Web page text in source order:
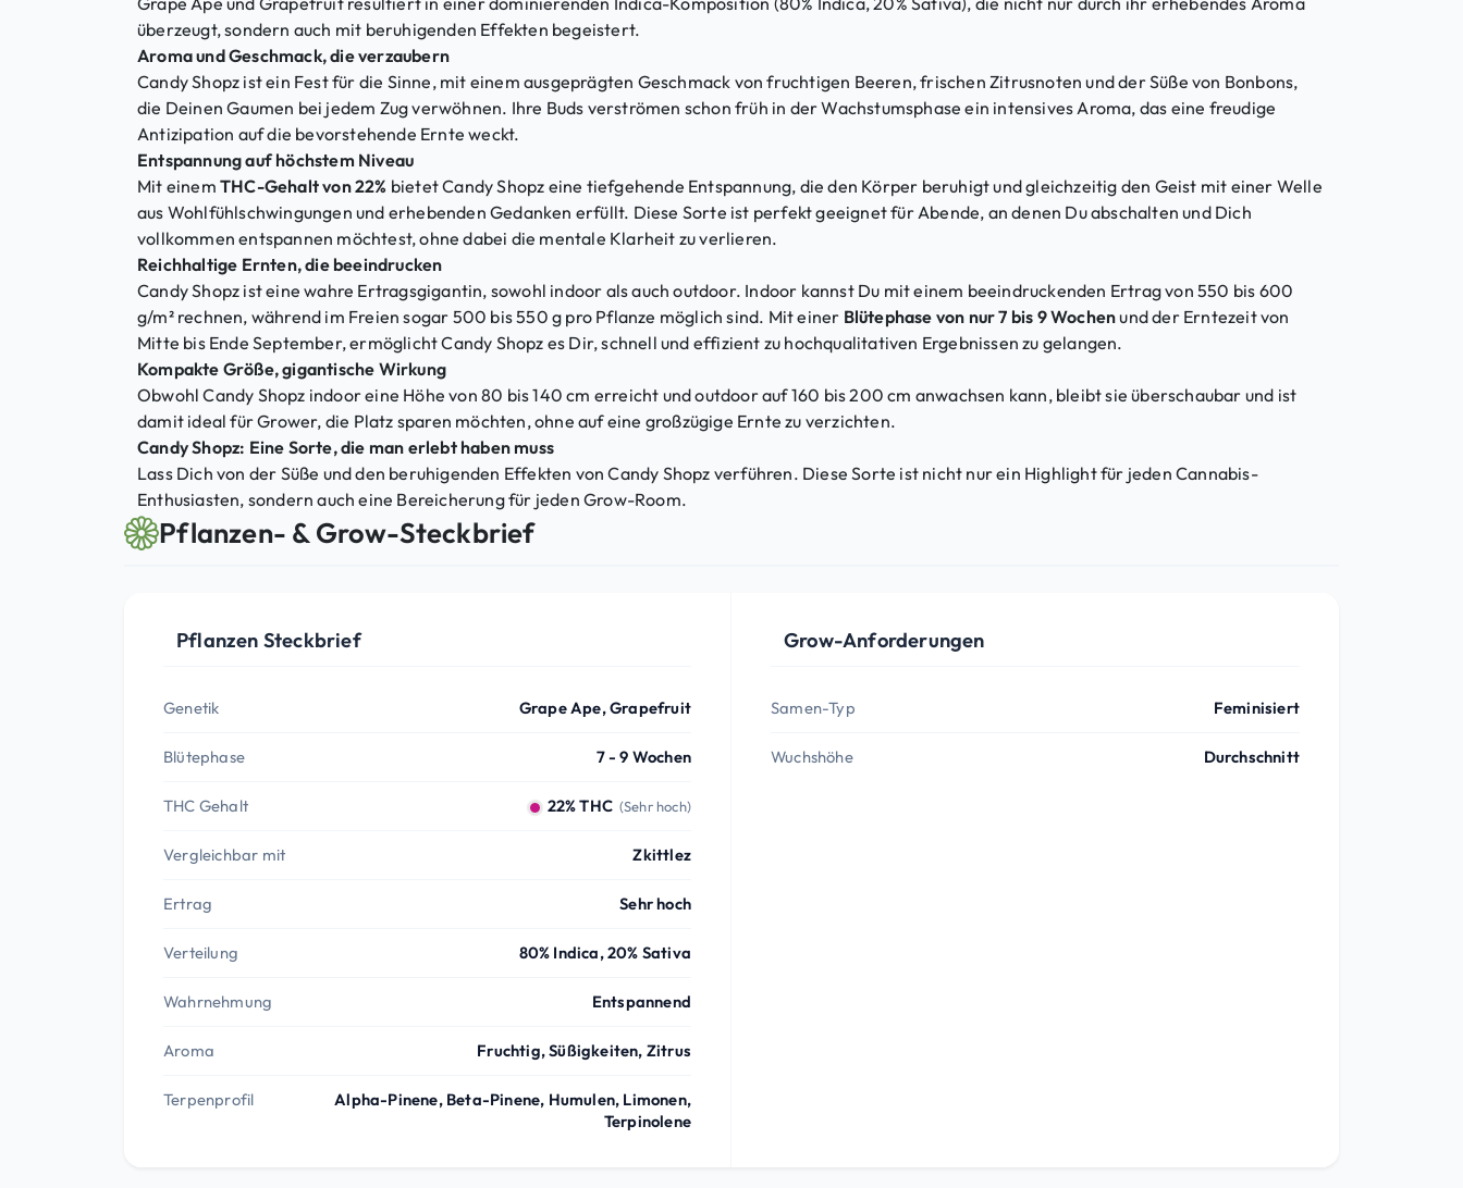
überzeugt, sondern auch mit beruhigenden Effekten begeistert.
Aroma und Geschmack, die verzaubern
Candy Shopz ist ein Fest für die Sinne, mit einem ausgeprägten Geschmack von fruchtigen Beeren, frischen Zitrusnoten und der Süße von Bonbons,
die Deinen Gaumen bei jedem Zug verwöhnen. Ihre Buds verströmen schon früh in der Wachstumsphase ein intensives Aroma, das eine freudige
Antizipation auf die bevorstehende Ernte weckt.
Entspannung auf höchstem Niveau
Mit einem THC-Gehalt von 22% bietet Candy Shopz eine tiefgehende Entspannung, die den Körper beruhigt und gleichzeitig den Geist mit einer Welle
aus Wohlfühlschwingungen und erhebenden Gedanken erfüllt. Diese Sorte ist perfekt geeignet für Abende, an denen Du abschalten und Dich
vollkommen entspannen möchtest, ohne dabei die mentale Klarheit zu verlieren.
Reichhaltige Ernten, die beeindrucken
Candy Shopz ist eine wahre Ertragsgigantin, sowohl indoor als auch outdoor. Indoor kannst Du mit einem beeindruckenden Ertrag von 550 bis 600
g/m² rechnen, während im Freien sogar 500 bis 550 g pro Pflanze möglich sind. Mit einer Blütephase von nur 7 bis 9 Wochenund der Erntezeit von
Mitte bis Ende September, ermöglicht Candy Shopz es Dir, schnell und effizient zu hochqualitativen Ergebnissen zu gelangen.
Kompakte Größe, gigantische Wirkung
Obwohl Candy Shopz indoor eine Höhe von 80 bis 140 cm erreicht und outdoor auf 160 bis 200 cm anwachsen kann, bleibt sie überschaubar und ist
damit ideal für Grower, die Platz sparen möchten, ohne auf eine großzügige Ernte zu verzichten.
Candy Shopz: Eine Sorte, die man erlebt haben muss
Lass Dich von der Süße und den beruhigenden Effekten von Candy Shopz verführen. Diese Sorte ist nicht nur ein Highlight für jeden Cannabis-
Enthusiasten, sondern auch eine Bereicherung für jeden Grow-Room.
Pflanzen- & Grow-Steckbrief
Pflanzen Steckbrief
Genetik Grape Ape, Grapefruit
Blütephase 7 - 9 Wochen
THC Gehalt 22% THC (Sehr hoch)
Vergleichbar mit Zkittlez
Ertrag Sehr hoch
Verteilung 80% Indica, 20% Sativa
Wahrnehmung Entspannend
Aroma Fruchtig, Süßigkeiten, Zitrus
Terpenprofil
Alpha-Pinene, Beta-Pinene, Humulen, Limonen,
Terpinolene
Grow-Anforderungen
Samen-Typ Feminisiert
Wuchshöhe Durchschnitt